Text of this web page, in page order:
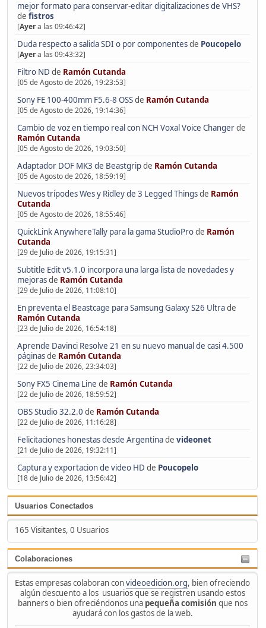
mejor formato para conservar-editar digitalizaciones de VHS?
de fistros
[Ayera las 09:46:42]
Duda respecto a salida SDI o por componentesde Poucopelo
[Ayera las 09:43:32]
Filtro ND de Ramón Cutanda
[05 de Agosto de 2026, 19:23:53]
Sony FE 100-400mm F5.6-8 OSSde Ramón Cutanda
[05 de Agosto de 2026, 19:14:36]
Cambio de voz en tiempo real con NCH Voxal Voice Changerde
Ramón Cutanda
[05 de Agosto de 2026, 19:03:50]
Adaptador DOF MK3 de Beastgripde Ramón Cutanda
[05 de Agosto de 2026, 18:59:19]
Nuevos trípodes Wes y Ridley de 3 Legged Thingsde Ramón
Cutanda
[05 de Agosto de 2026, 18:55:46]
QuickLink AnywhereTally para la gama StudioProde Ramón
Cutanda
[29 de Julio de 2026, 19:15:31]
Subtitle Edit v5.1.0 incorpora una larga lista de novedades y
mejorasde Ramón Cutanda
[29 de Julio de 2026, 11:08:10]
En preventa el Beastcage para Samsung Galaxy S26 Ultrade
Ramón Cutanda
[23 de Julio de 2026, 16:54:18]
Aprende Davinci Resolve 21 en su nuevo manual de casi 4.500
páginasde Ramón Cutanda
[22 de Julio de 2026, 23:34:03]
Sony FX5 Cinema Line de Ramón Cutanda
[22 de Julio de 2026, 18:59:52]
OBS Studio 32.2.0 de Ramón Cutanda
[22 de Julio de 2026, 11:16:28]
Felicitaciones honestas desde Argentinade videonet
[21 de Julio de 2026, 19:32:11]
Captura y exportacion de video HD de Poucopelo
[18 de Julio de 2026, 13:56:42]
Usuarios Conectados
165 Visitantes, 0 Usuarios
Colaboraciones
Estas empresas colaboran convideoedicion.org, bien ofreciendo
algún descuento a los usuarios que se registren usando estos
banners o bien ofreciéndonos una pequeña comisión que nos
ayudará con los gastos de la web.